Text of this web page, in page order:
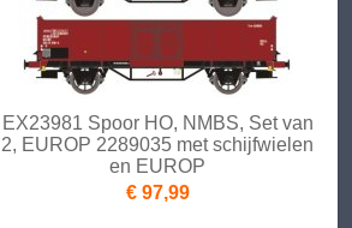
EX23981 Spoor HO, NMBS, Set van
2, EUROP 2289035 met schijfwielen
en EUROP
€ 97,99